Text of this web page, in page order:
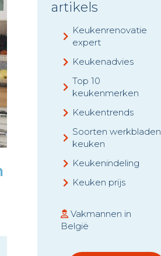
artikels
Keukenrenovatie
expert
Keukenadvies
Top 10
keukenmerken
Keukentrends
Soorten werkbladen
keuken
Keukenindeling
Keuken prijs
Vakmannen in
België